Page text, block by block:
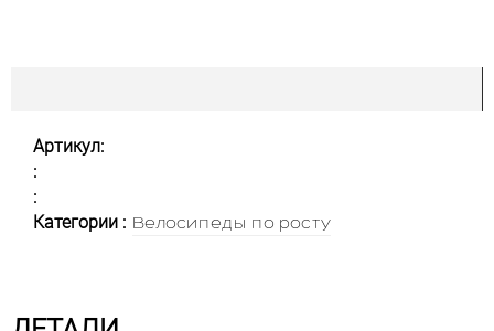
Артикул:
:
:
Категории : Велосипеды по росту